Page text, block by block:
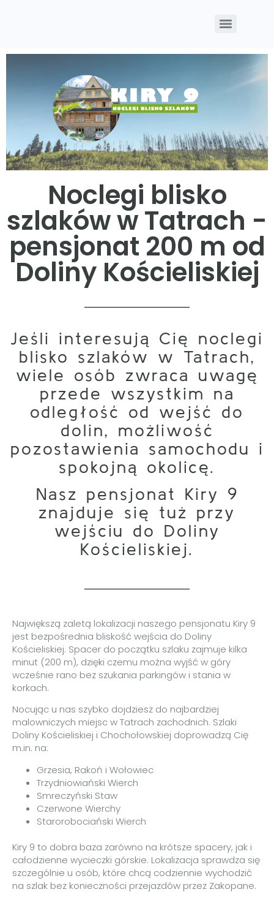
Noclegi blisko
szlaków w Tatrach -
pensjonat 200 m od
Doliny Kościeliskiej
Jeśli interesują Cię noclegi
blisko szlaków w Tatrach,
wiele osób zwraca uwagę
przede wszystkim na
odległość od wejść do
dolin, możliwość
pozostawienia samochodu i
spokojną okolicę.
Nasz pensjonat Kiry 9
znajduje się tuż przy
wejściu do Doliny
Kościeliskiej.
Największą zaletą lokalizacji naszego pensjonatu Kiry 9
jest bezpośrednia bliskość wejścia do Doliny
Kościeliskiej. Spacer do początku szlaku zajmuje kilka
minut (200 m), dzięki czemu można wyjść w góry
wcześnie rano bez szukania parkingów i stania w
korkach.
Nocując u nas szybko dojdziesz do najbardziej
malowniczych miejsc w Tatrach zachodnich. Szlaki
Doliny Kościeliskiej i Chochołowskiej doprowadzą Cię
m.in. na:
Grzesia, Rakoń i Wołowiec
Trzydniowiański Wierch
Smreczyński Staw
Czerwone Wierchy
Starorobociański Wierch
Kiry 9 to dobra baza zarówno na krótsze spacery, jak i
całodzienne wycieczki górskie. Lokalizacja sprawdza się
szczególnie u osób, które chcą codziennie wychodzić
na szlak bez konieczności przejazdów przez Zakopane.